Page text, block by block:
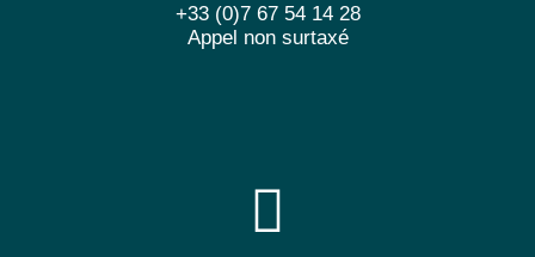
+33 (0)7 67 54 14 28
Appel non surtaxé